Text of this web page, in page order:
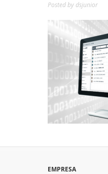
Posted by dsjunior
EMPRESA